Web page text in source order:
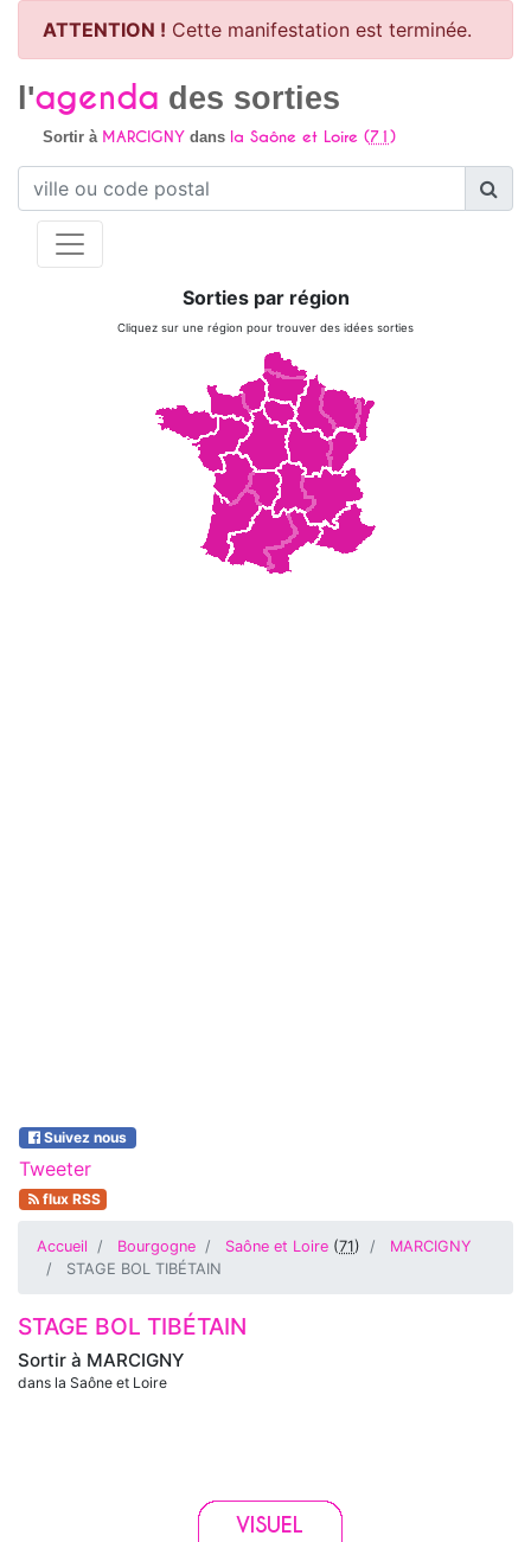
ATTENTION ! Cette manifestation est terminée.
l'agenda des sorties
Sortir à MARCIGNYdans la Saône et Loire (71)
Sorties par région
Cliquez sur une région pour trouver des idées sorties
Suivez nous
Tweeter
flux RSS
Accueil Bourgogne Saône et Loire (71)
MARCIGNY
STAGE BOL TIBÉTAIN
Sortir à MARCIGNY
dans la Saône et Loire
STAGE BOL TIBÉTAIN